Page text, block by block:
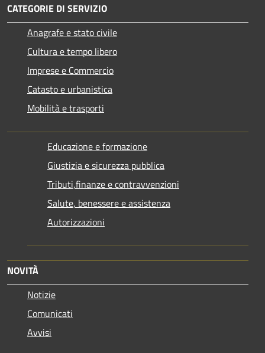
CATEGORIE DI SERVIZIO
Anagrafe e stato civile
Cultura e tempo libero
Imprese e Commercio
Catasto e urbanistica
Mobilità e trasporti
Educazione e formazione
Giustizia e sicurezza pubblica
Tributi,finanze e contravvenzioni
Salute, benessere e assistenza
Autorizzazioni
NOVITÀ
Notizie
Comunicati
Avvisi